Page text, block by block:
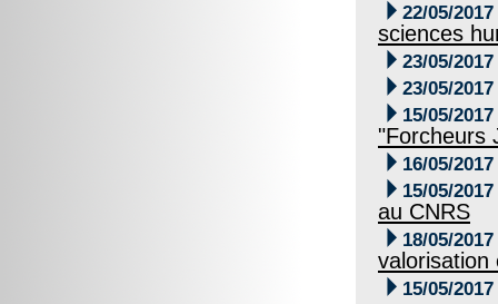
 22/05/2017
sciences
 23/05/2017
 23/05/2017
 15/05/2017
"Forcheurs
 16/05/2017
 15/05/2017
au CNRS
 18/05/2017
valorisation
 15/05/2017